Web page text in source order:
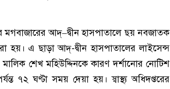
আদ্–দ্বীন হাসপাতালে ছয় নবজাতক
হয়। এ ছাড়া আদ্-দ্বীন হাসপাতালের লাইসেন্স
মালিক শেখ মহিউদ্দিনকে কারণ দর্শানোর নোটিশ
৭২ ঘণ্টা সময় দেয়া হয়। স্বাস্থ্য অধিদপ্তরের